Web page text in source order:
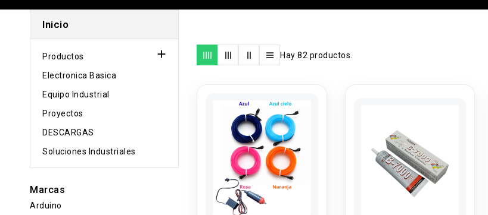
Inicio
Productos 
Electronica Basica
Equipo Industrial
Proyectos
DESCARGAS
Soluciones Industriales
Marcas
Arduino
Hay 82 productos.